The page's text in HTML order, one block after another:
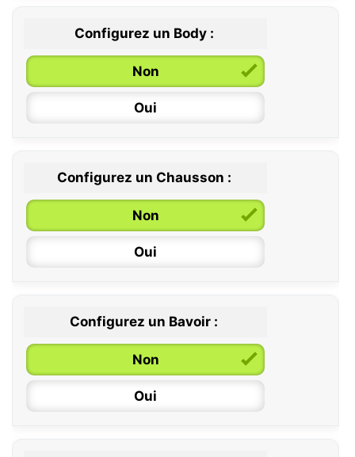
Configurez un Body :
Non
Oui
0 / 6 mois
6 / 12 mois
12 / 18 mois
Configurez un Chausson :
Non
Oui
Configurez un Bavoir :
Non
Oui